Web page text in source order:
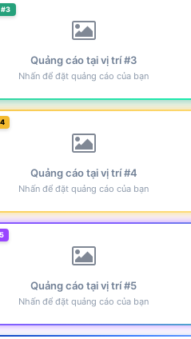
Quảng cáo tại vị trí #3
Nhấn để đặt quảng cáo của bạn
Quảng cáo tại vị trí #4
Nhấn để đặt quảng cáo của bạn
Quảng cáo tại vị trí #5
Nhấn để đặt quảng cáo của bạn